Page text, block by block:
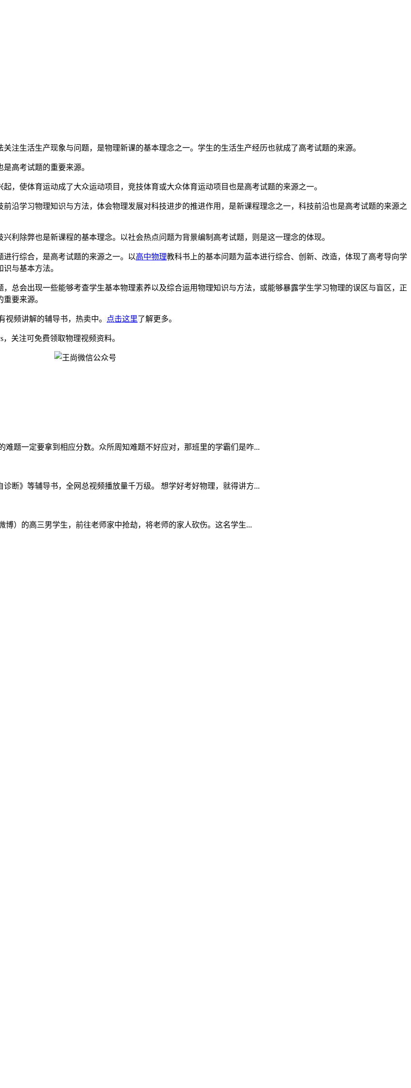
注生活生产现象与问题，是物理新课的基本理念之一。学生的生活生产经历也就成了高考试题的来源。
高考试题的重要来源。
，使体育运动成了大众运动项目，竞技体育或大众体育运动项目也是高考试题的来源之一。
沿学习物理知识与方法，体会物理发展对科技进步的推进作用，是新课程理念之一，科技前沿也是高考试题的来源之
利除弊也是新课程的基本理念。以社会热点问题为背景编制高考试题，则是这一理念的体现。
行综合，是高考试题的来源之一。以高中物理教科书上的基本问题为蓝本进行综合、创新、改造，体现了高考导向学
与基本方法。
总会出现一些能够考查学生基本物理素养以及综合运用物理知识与方法，或能够暴露学生学习物理的误区与盲区，正
要来源。
频讲解的辅导书，热卖中。 点击这里了解更多。
，关注可免费领取物理视频资料。
题一定要拿到相应分数。众所周知难题不好应对，那班里的学霸们是咋...
断》等辅导书，全网总视频播放量千万级。 想学好考好物理，就得讲方...
）的高三男学生，前往老师家中抢劫，将老师的家人砍伤。这名学生...